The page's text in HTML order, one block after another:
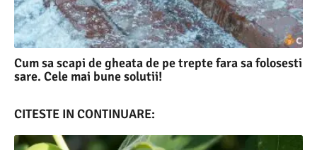
Cum sa scapi de gheata de pe trepte fara sa folosesti
sare. Cele mai bune solutii!
CITESTE IN CONTINUARE: